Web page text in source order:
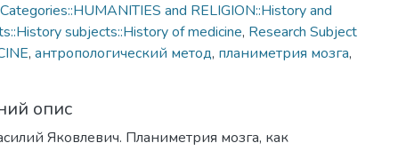
and RELIGION::History and
subjects::History of medicine, Research Subject
, антропологический метод, планиметрия мозга,
опис
Яковлевич. Планиметрия мозга, как